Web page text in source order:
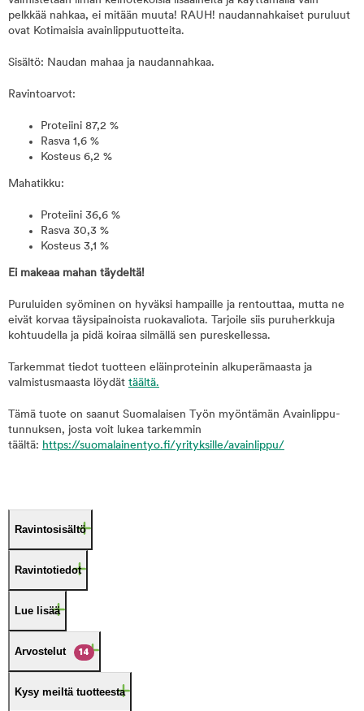
pelkkää nahkaa, ei mitään muuta! RAUH! naudannahkaiset puruluut
ovat Kotimaisia avainlipputuotteita.
Sisältö: Naudan mahaa ja naudannahkaa.
Ravintoarvot:
Proteiini 87,2 %
Rasva 1,6 %
Kosteus 6,2 %
Mahatikku:
Proteiini 36,6 %
Rasva 30,3 %
Kosteus 3,1 %
Ei makeaa mahan täydeltä!
Puruluiden syöminen on hyväksi hampaille ja rentouttaa, mutta ne
eivät korvaa täysipainoista ruokavaliota. Tarjoile siis puruherkkuja
kohtuudella ja pidä koiraa silmällä sen pureskellessa.
Tarkemmat tiedot tuotteen eläinproteinin alkuperämaasta ja
valmistusmaasta löydät täältä.
Tämä tuote on saanut Suomalaisen Työn myöntämän Avainlippu-
tunnuksen, josta voit lukea tarkemmin
täältä: https://suomalainentyo.fi/yrityksille/avainlippu/
Ravintosisältö
Ravintotiedot
Lue lisää
Arvostelut 14
Kysy meiltä tuotteesta